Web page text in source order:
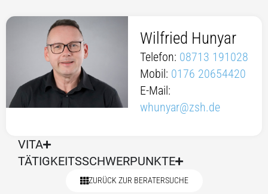
Wilfried Hunyar
Telefon: 08713 191028
Mobil: 0176 20654420
E-Mail:
whunyar@zsh.de
VITA
TÄTIGKEITSSCHWERPUNKTE
ZURÜCK ZUR BERATERSUCHE